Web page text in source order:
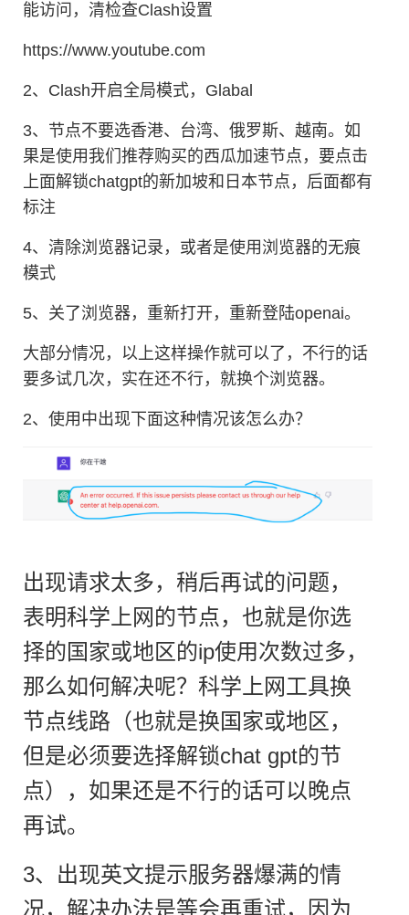
能访问，清检查Clash设置
https://www.youtube.com
2、Clash开启全局模式，Glabal
3、节点不要选香港、台湾、俄罗斯、越南。如
果是使用我们推荐购买的西瓜加速节点，要点击
上面解锁chatgpt的新加坡和日本节点，后面都有
标注
4、清除浏览器记录，或者是使用浏览器的无痕
模式
5、关了浏览器，重新打开，重新登陆openai。
大部分情况，以上这样操作就可以了，不行的话
要多试几次，实在还不行，就换个浏览器。
2、使用中出现下面这种情况该怎么办？
出现请求太多，稍后再试的问题，
表明科学上网的节点，也就是你选
择的国家或地区的ip使用次数过多，
那么如何解决呢？科学上网工具换
节点线路（也就是换国家或地区，
但是必须要选择解锁chat gpt的节
点），如果还是不行的话可以晚点
再试。
3、出现英文提示服务器爆满的情
况，解决办法是等会再重试，因为